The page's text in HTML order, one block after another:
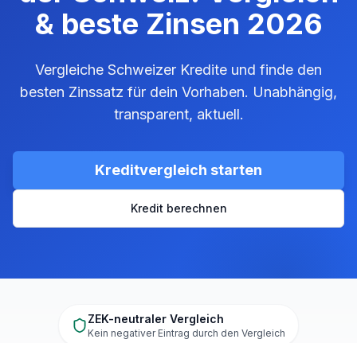
& beste Zinsen 2026
Vergleiche Schweizer Kredite und finde den
besten Zinssatz für dein Vorhaben. Unabhängig,
transparent, aktuell.
Kreditvergleich starten
Kredit berechnen
ZEK-neutraler Vergleich
Kein negativer Eintrag durch den Vergleich